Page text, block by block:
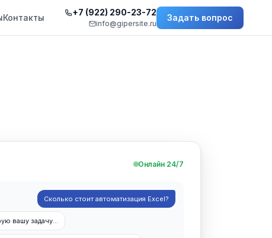
Контакты +7 (922) 290-23-72
info@gipersite.ru
Задать вопрос
Онлайн 24/7
Сколько стоит автоматизация Excel?
вашу задачу...